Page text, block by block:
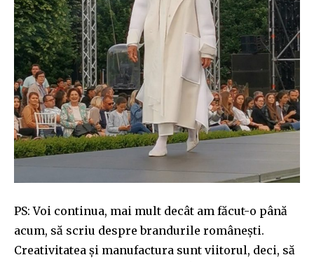
PS: Voi continua, mai mult decât am făcut-o până
acum, să scriu despre brandurile românești.
Creativitatea și manufactura sunt viitorul, deci, să